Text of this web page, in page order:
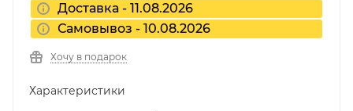
Доставка - 11.08.2026
Самовывоз - 10.08.2026
Хочу в подарок
Характеристики